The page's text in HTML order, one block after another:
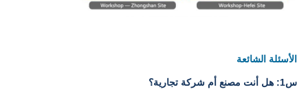
الأسئلة الشائعة
س1: هل أنت مصنع أم شركة تجارية؟